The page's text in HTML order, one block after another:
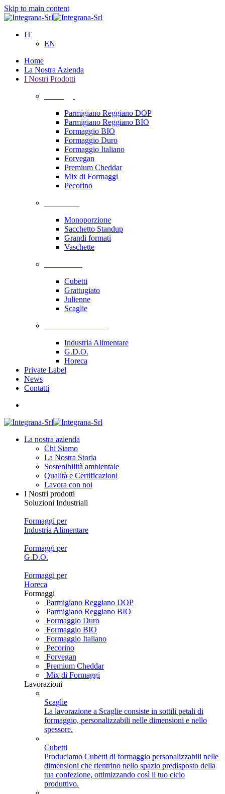
Skip to main content
IT
EN
Home
La Nostra Azienda
I Nostri Prodotti
Parmigiano Reggiano DOP
Parmigiano Reggiano BIO
Formaggio BIO
Formaggio Duro
Formaggio Italiano
Forvegan
Premium Cheddar
Mix di Formaggi
Pecorino
Monoporzione
Sacchetto Standup
Grandi formati
Vaschette
Cubetti
Grattugiato
Julienne
Scaglie
Industria Alimentare
G.D.O.
Horeca
Private Label
News
Contatti
La nostra azienda
Chi Siamo
La Nostra Storia
Sostenibilità ambientale
Qualità e Certificazioni
Lavora con noi
I Nostri prodotti
Soluzioni Industriali
Formaggi per
Industria Alimentare
Formaggi per
G.D.O.
Formaggi per
Horeca
Formaggi
Parmigiano Reggiano DOP
Parmigiano Reggiano BIO
Formaggio Duro
Formaggio BIO
Formaggio Italiano
Pecorino
Forvegan
Premium Cheddar
Mix di Formaggi
Lavorazioni
Scaglie
La lavorazione a Scaglie consiste in sottili petali di
formaggio, personalizzabili nelle dimensioni e nello
spessore.
Cubetti
Produciamo Cubetti di formaggio personalizzabili nelle
dimensioni che rientrino nello spazio predisposto della
tua confezione, ottimizzando così il tuo ciclo
produttivo.